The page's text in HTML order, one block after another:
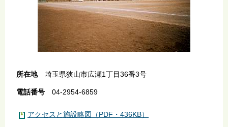
所在地埼玉県狭山市広瀬1丁目36番3号
電話番号04-2954-6859
アクセスと施設略図（PDF・436KB）